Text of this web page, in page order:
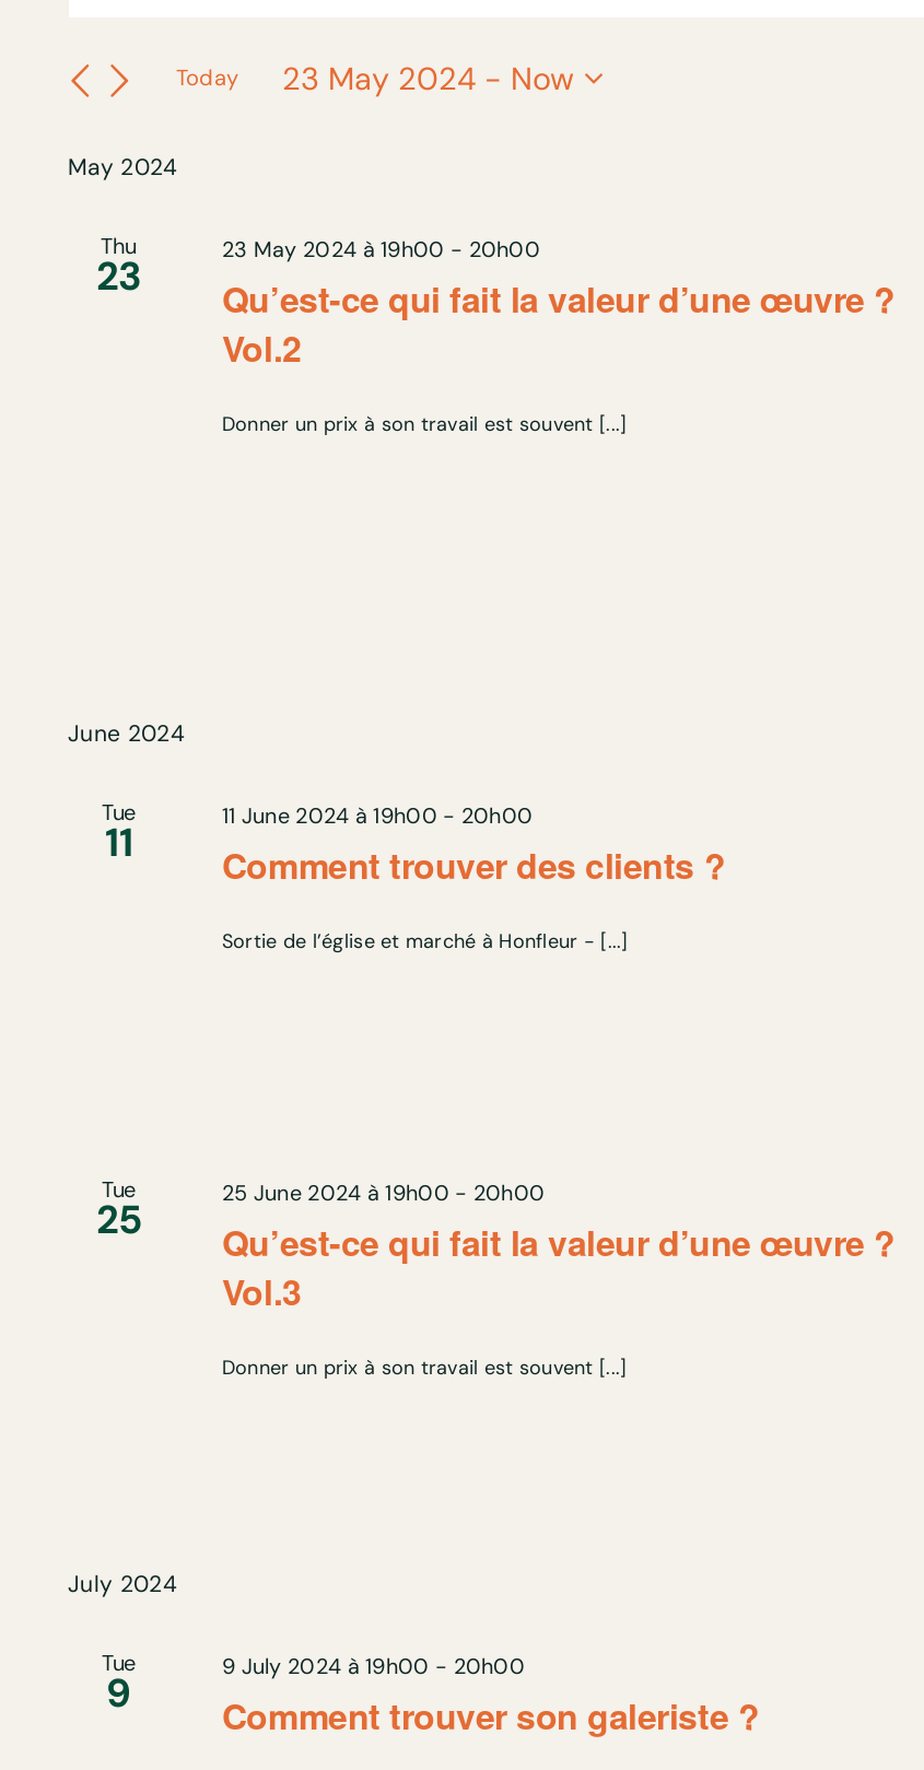
Navigation
Search
for
by
Today 23 May 2024 - Now
May 2024
Thu
23
23 May 2024 à 19h00 - 20h00
Qu’est-ce qui fait la valeur d’une œuvre ?
Vol.2
Donner un prix à son travail est souvent [...]
June 2024
Tue
11
11 June 2024 à 19h00 - 20h00
Comment trouver des clients ?
Sortie de l’église et marché à Honfleur - [...]
Tue
25
25 June 2024 à 19h00 - 20h00
Qu’est-ce qui fait la valeur d’une œuvre ?
Vol.3
Donner un prix à son travail est souvent [...]
July 2024
Tue
9
9 July 2024 à 19h00 - 20h00
Comment trouver son galeriste ?